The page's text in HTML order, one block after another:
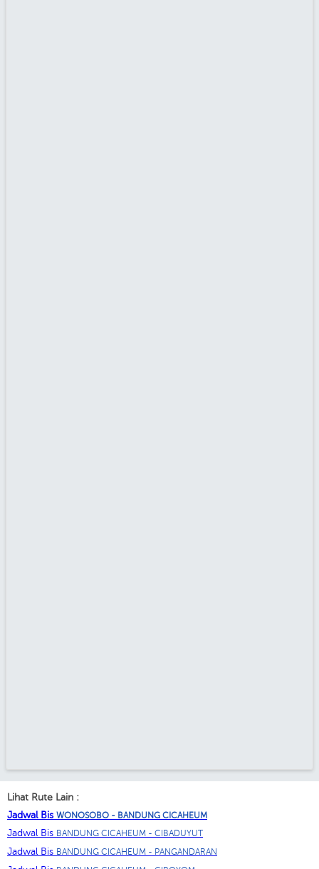
Lihat Rute Lain :
Jadwal Bis WONOSOBO - BANDUNG CICAHEUM
Jadwal Bis BANDUNG CICAHEUM - CIBADUYUT
Jadwal Bis BANDUNG CICAHEUM - PANGANDARAN